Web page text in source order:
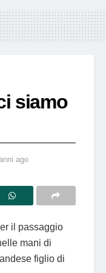
siamo
ago
il passaggio
mani di
figlio di